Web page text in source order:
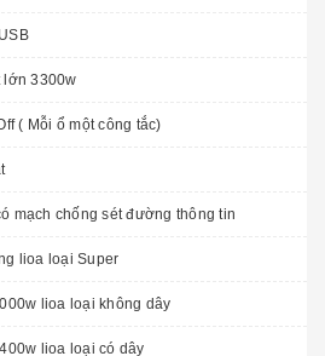
lớn 3300w
( Mỗi ổ một công tắc)
mạch chống sét đường thông tin
lioa loại Super
lioa loại không dây
lioa loại có dây